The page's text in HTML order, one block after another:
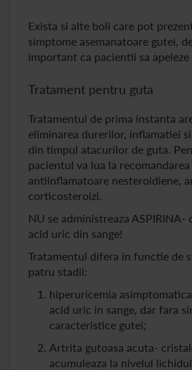
Exista si alte boli care pot
simptome asemanatoare gutei,
important ca pacientii sa apeleze
Tratament pentru guta
Tratamentul de prima instanta
eliminarea durerilor, inflamatiei
din timpul atacurilor de guta.
pacientul va lua la
antiinflamatoare nesteroidiene,
corticosteroizi.
NU se administreaza ASPIRINA-
acid uric din sange!
Tratamentul difera in functie de
patru stadii:
hiperuricemia
acid uric in sange, dar fara
caracteristice gutei;
Artrita gutoasa acuta-
acumuleaza la nivelul